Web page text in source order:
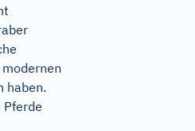
haben.
Pferde